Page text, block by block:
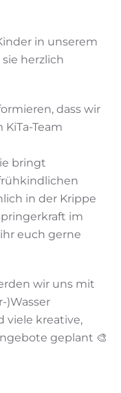
in unserem
herzlich
dass wir
Team
bringt
in der Krippe
im
euch gerne
wir uns mit
)Wasser
viele kreative,
geplant 🎨